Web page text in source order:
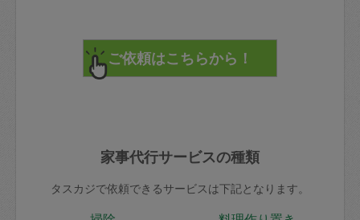
家事代行サービスの種類
タスカジで依頼できるサービスは下記となります。